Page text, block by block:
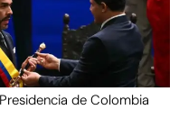
de Colombia